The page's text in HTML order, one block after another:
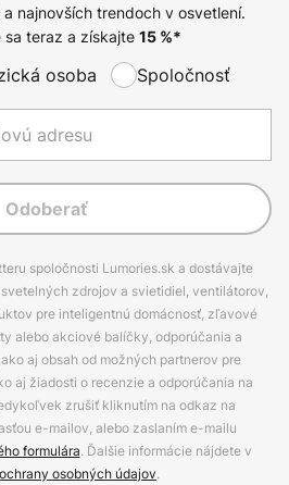
najnovších trendoch v osvetlení.
teraz a získajte 15%*
osoba Spoločnosť
Odoberať
spoločnosti Lumories.sk a dostávajte
zdrojov a svietidiel, ventilátorov,
pre inteligentnú domácnosť, zľavové
alebo akciové balíčky, odporúčania a
aj obsah od možných partnerov pre
aj žiadosti o recenzie a odporúčania na
zrušiť kliknutím na odkaz na
e-mailov, alebo zaslaním e-mailu
formulára. Ďalšie informácie nájdete v
ochrany osobných údajov.